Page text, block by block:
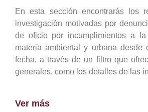
En esta sección encontrarás los
investigación motivadas por
de oficio por incumplimientos a la
materia ambiental y urbana
fecha, a través de un filtro que
generales, como los detalles de las
Ver más